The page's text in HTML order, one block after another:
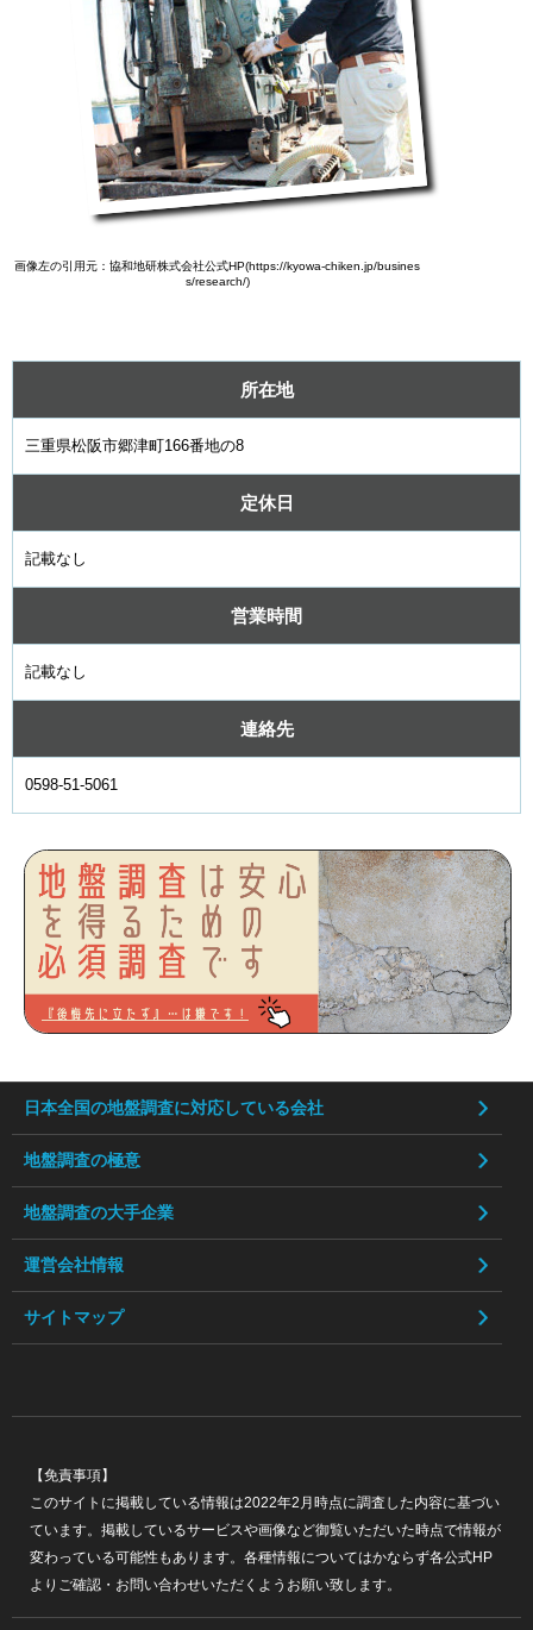
画像左の引用元：協和地研株式会社公式HP(https://kyowa-chiken.jp/busines
s/research/)
所在地
三重県松阪市郷津町166番地の8
定休日
記載なし
営業時間
記載なし
連絡先
0598-51-5061
日本全国の地盤調査に対応している会社
地盤調査の極意
地盤調査の大手企業
運営会社情報
サイトマップ
【免責事項】
このサイトに掲載している情報は2022年2月時点に調査した内容に基づい
ています。掲載しているサービスや画像など御覧いただいた時点で情報が
変わっている可能性もあります。各種情報についてはかならず各公式HP
よりご確認・お問い合わせいただくようお願い致します。